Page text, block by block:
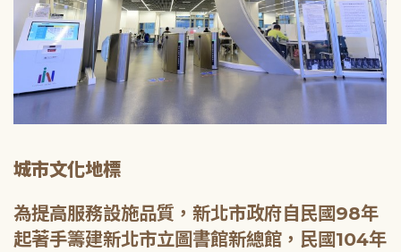
城市文化地標
為提高服務設施品質，新北市政府自民國98年
起著手籌建新北市立圖書館新總館，民國104年